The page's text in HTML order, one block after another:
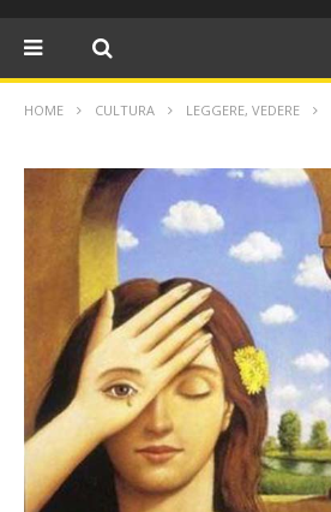
HOME CULTURA LEGGERE, VEDERE